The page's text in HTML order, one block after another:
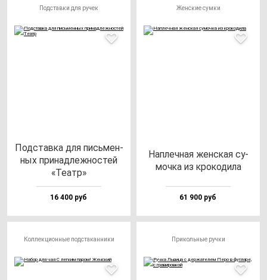
Подставки для ручек
Под­став­ка для пись­мен­
ных при­над­леж­нос­тей
«Театр»
16 400 руб
Женские сумки
Нап­леч­ная жен­ская су­
моч­ка из кро­ко­ди­ла
61 900 руб
Коллекционные подстаканники Прикольные ручки